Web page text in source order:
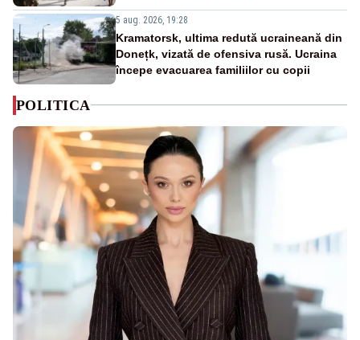
5 aug. 2026, 19:28
Kramatorsk, ultima redută ucraineană din
Donețk, vizată de ofensiva rusă. Ucraina
începe evacuarea familiilor cu copii
POLITICA